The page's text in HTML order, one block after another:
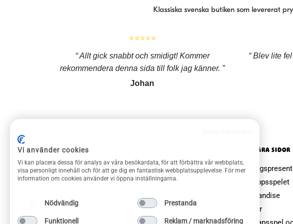
Klassiska svenska butiken som levererat
⭐⭐⭐⭐⭐
Allt gick snabbt och smidigt! Kommer
rekommendera denna sida till folk jag känner.
Johan
Blev lite fel
ROLIGAPRYLAR KUNDSERVICE
Om Roliga prylar
Kontakta oss
POPULÄRA SIDOR
Julklappsspelet
Merchandise
Muggar
Vi använder cookies
Vi kan placera dessa för analys av våra besökardata, för att förbättra vår webbplats,
visa personligt innehåll och för att ge dig en fantastisk webbplatsupplevelse. För mer
information om cookies använder vi öppna inställningarna.
Nödvändig Prestanda
Funktionell Reklam / marknadsföring